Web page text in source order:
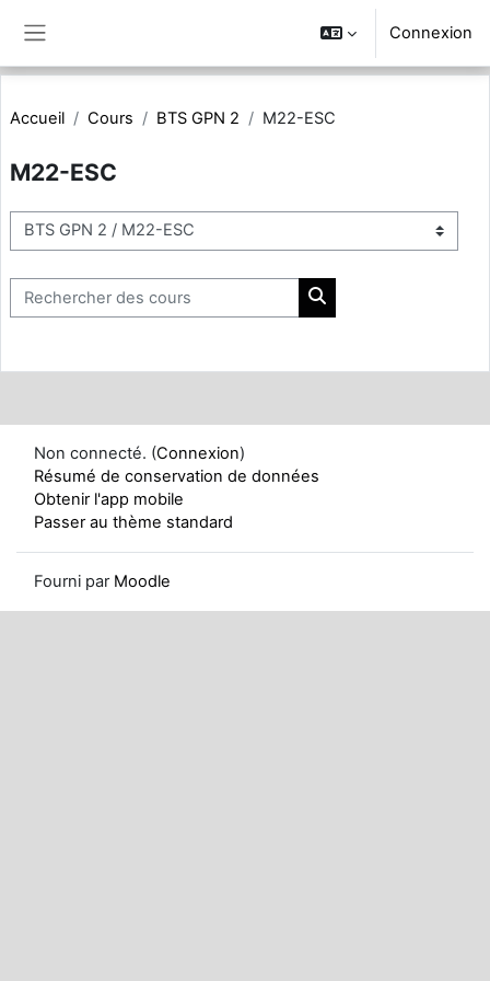
Connexion
Accueil Cours BTS GPN 2 M22-ESC
M22-ESC
Catégories de cours
Rechercher des cours
Rechercher des cours
Non connecté. (Connexion)
Résumé de conservation de données
Obtenir l'app mobile
Passer au thème standard
Fourni par Moodle